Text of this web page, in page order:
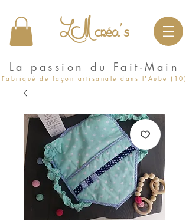
LM créa's
La passion du Fait-Main
Fabriqué de façon artisanale dans l'Aube (10)